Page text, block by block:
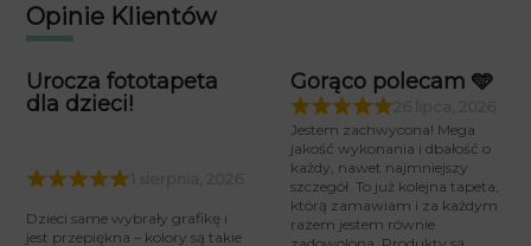
Opinie Klientów
Urocza fototapeta
dla dzieci!
Dzieci same wybrały grafikę i
jest przepiękna – kolory są takie
Gorąco polecam 🩵
Jestem zachwycona! Mega
jakość wykonania i dbałość o
każdy, nawet najmniejszy
szczegół. To już kolejna tapeta,
którą zamawiam i za każdym
razem jestem równie